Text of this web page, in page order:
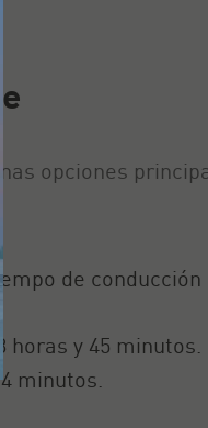
opciones
de
horas y 45 minutos.
minutos.